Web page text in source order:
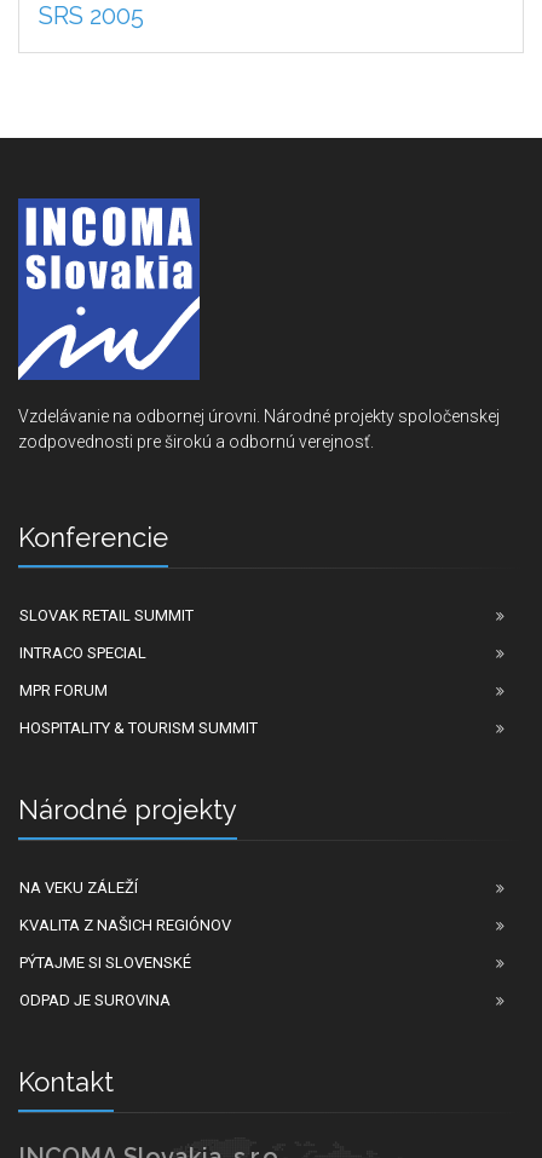
SRS 2005
Vzdelávanie na odbornej úrovni. Národné projekty spoločenskej
zodpovednosti pre širokú a odbornú verejnosť.
Konferencie
SLOVAK RETAIL SUMMIT
INTRACO SPECIAL
MPR FORUM
HOSPITALITY & TOURISM SUMMIT
Národné projekty
NA VEKU ZÁLEŽÍ
KVALITA Z NAŠICH REGIÓNOV
PÝTAJME SI SLOVENSKÉ
ODPAD JE SUROVINA
Kontakt